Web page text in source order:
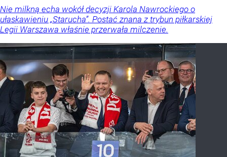
Nie milkną echa wokół decyzji Karola Nawrockiego o
ułaskawieniu „Starucha”. Postać znana z trybun piłkarskiej
Legii Warszawa właśnie przerwała milczenie.